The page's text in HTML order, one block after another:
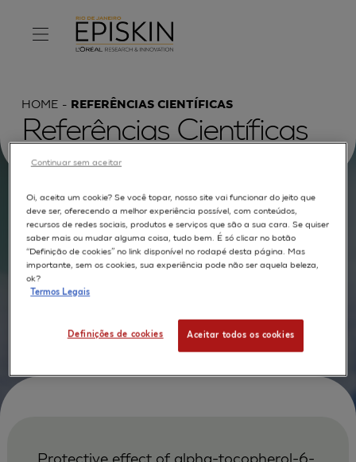
HOME REFERÊNCIAS CIENTÍFICAS
Referências Científicas
Procurar por :
TEXTO COMPLETO MODELOS APLICAÇÕES
AUTORES
Protective effect of alpha-tocopherol-6-
Oi, aceita um cookie? Se você topar, nosso site vai funcionar do jeito que
deve ser, oferecendo a melhor experiência possível, com conteúdos,
recursos de redes sociais, produtos e serviços que são a sua cara. Se quiser
saber mais ou mudar alguma coisa, tudo bem. É só clicar no botão
“Definição de cookies” no link disponível no rodapé desta página. Mas
importante, sem os cookies, sua experiência pode não ser aquela beleza,
ok?
Termos Legais
Definições de cookies Aceitar todos os cookies
Continuar sem aceitar